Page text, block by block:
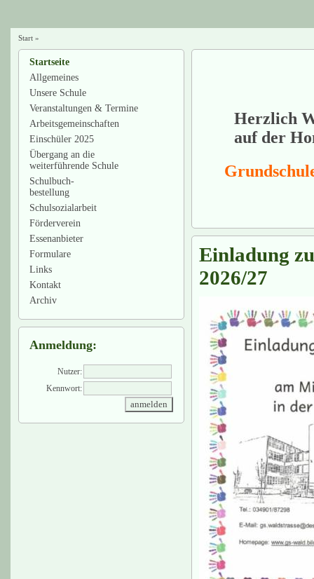
Start»
Startseite
Allgemeines
Unsere Schule
Veranstaltungen & Termine
Arbeitsgemeinschaften
Einschüler 2025
Übergang an die
weiterführende Schule
Schulbuch-
bestellung
Schulsozialarbeit
Förderverein
Essenanbieter
Formulare
Links
Kontakt
Archiv
Anmeldung:
Nutzer:
Kennwort:
Herzlich
auf der
Einladung
2026/27